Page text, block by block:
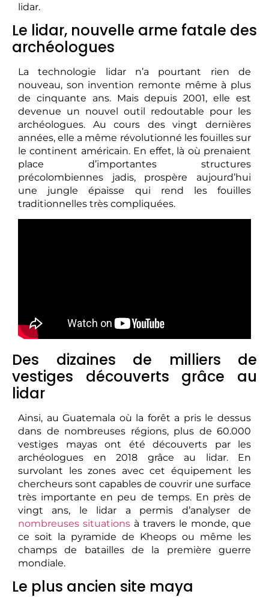
lidar.
Le lidar, nouvelle arme fatale des
archéologues
La technologie lidar n’a pourtant rien de
nouveau, son invention remonte même à plus
de cinquante ans. Mais depuis 2001, elle est
devenue un nouvel outil redoutable pour les
archéologues. Au cours des vingt dernières
années, elle a même révolutionné les fouilles sur
le continent américain. En effet, là où prenaient
place d’importantes structures
précolombiennes jadis, prospère aujourd’hui
une jungle épaisse qui rend les fouilles
traditionnelles très compliquées.
Des dizaines de milliers de
vestiges découverts grâce au
lidar
Ainsi, au Guatemala où la forêt a pris le dessus
dans de nombreuses régions, plus de 60.000
vestiges mayas ont été découverts par les
archéologues en 2018 grâce au lidar. En
survolant les zones avec cet équipement les
chercheurs sont capables de couvrir une surface
très importante en peu de temps. En près de
vingt ans, le lidar a permis d’analyser de
nombreuses situations à travers le monde, que
ce soit la pyramide de Kheops ou même les
champs de batailles de la première guerre
mondiale.
Le plus ancien site maya